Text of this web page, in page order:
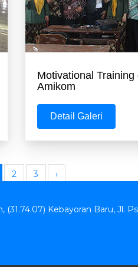
Motivational Training
Amikom
Detail Galeri
2 3 ›
(31.74.07) Kebayoran Baru, Jl.